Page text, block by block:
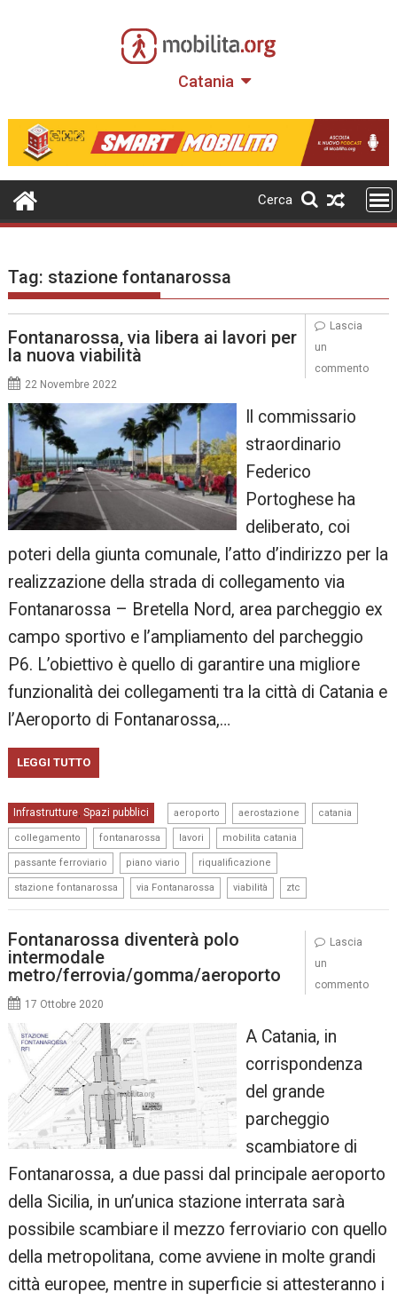
Catania
Cerca
Tag: stazione fontanarossa
Fontanarossa, via libera ai lavori per
la nuova viabilità
22 Novembre 2022
Il commissario
straordinario
Federico
Portoghese ha
deliberato, coi
poteri della giunta comunale, l’atto d’indirizzo per la
realizzazione della strada di collegamento via
Fontanarossa – Bretella Nord, area parcheggio ex
campo sportivo e l’ampliamento del parcheggio
P6. L’obiettivo è quello di garantire una migliore
funzionalità dei collegamenti tra la città di Catania e
l’Aeroporto di Fontanarossa,…
LEGGI TUTTO
Infrastrutture,Spazi pubblici aeroporto aerostazione catania
collegamento fontanarossa lavori mobilita catania
passante ferroviario piano viario riqualificazione
stazione fontanarossa via Fontanarossa viabilità ztc
Lascia
un
commento
Fontanarossa diventerà polo
intermodale
metro/ferrovia/gomma/aeroporto
17 Ottobre 2020
A Catania, in
corrispondenza
del grande
parcheggio
scambiatore di
Fontanarossa, a due passi dal principale aeroporto
della Sicilia, in un’unica stazione interrata sarà
possibile scambiare il mezzo ferroviario con quello
della metropolitana, come avviene in molte grandi
città europee, mentre in superficie si attesteranno i
Lascia
un
commento